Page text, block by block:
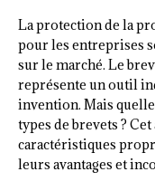
La protection de la
pour les entreprises
sur le marché. Le
représente un outil
invention. Mais
types de brevets ?
caractéristiques
leurs avantages et